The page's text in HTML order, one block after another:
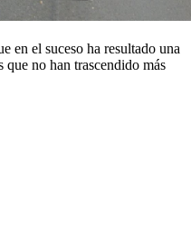
en el suceso ha resultado una
que no han trascendido más